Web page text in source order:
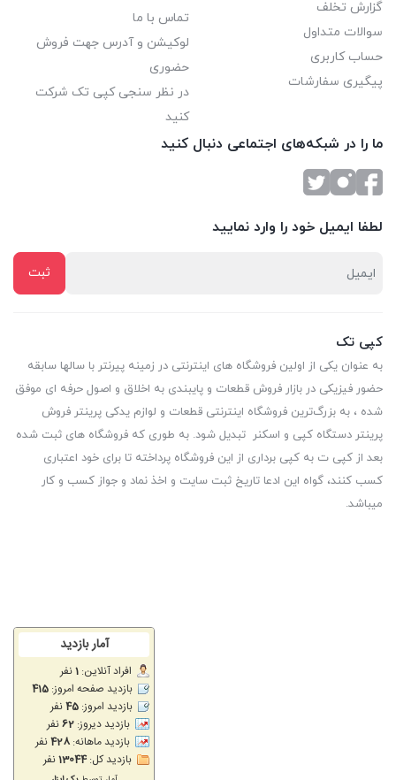
گزارش تخلف
سوالات متداول
حساب کاربری
پیگیری سفارشات
تماس با ما
لوکیشن و آدرس جهت فروش
حضوری
در نظر سنجی کپی تک شرکت
کنید
ما را در شبکه‌های اجتماعی دنبال کنید
لطفا ایمیل خود را وارد نمایید
کپی تک
به عنوان یکی از اولین فروشگاه های اینترنتی در زمینه پیرنتر با سالها سابقه
حضور فیزیکی در بازار فروش قطعات و پایبندی به اخلاق و اصول حرفه ای موفق
شده ، به بزرگ‌ترین فروشگاه اینترنتی قطعات و لوازم یدکی پرینتر فروش
پرینتر دستگاه کپی و اسکنر تبدیل شود. به طوری که فروشگاه های ثبت شده
بعد از کپی ت به کپی برداری از این فروشگاه پرداخته تا برای خود اعتباری
کسب کنند، گواه این ادعا تاریخ ثبت سایت و اخذ نماد و جواز کسب و کار
میباشد.